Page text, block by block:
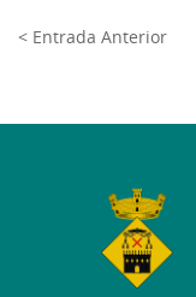
< Entrada Anterior